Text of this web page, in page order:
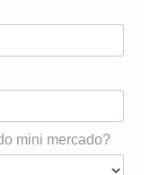
mini mercado?